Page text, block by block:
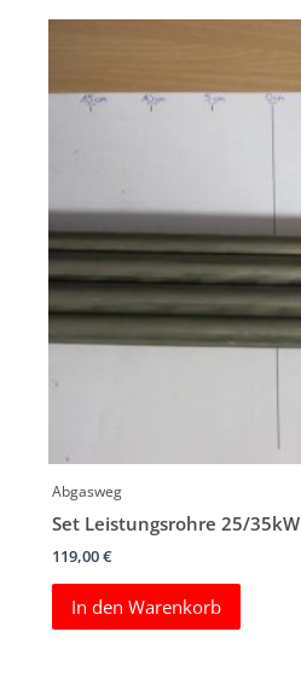
Abgasweg
Set Leistungsrohre 25/35kW
119,00€
In den Warenkorb